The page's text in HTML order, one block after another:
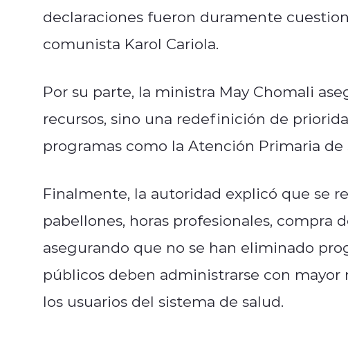
declaraciones fueron duramente
comunista Karol Cariola.
Por su parte, la ministra May Chomali
recursos, sino una redefinición de
programas como la Atención Primaria de
Finalmente, la autoridad explicó que se
pabellones, horas profesionales, compra
asegurando que no se han eliminado
públicos deben administrarse con
los usuarios del sistema de salud.